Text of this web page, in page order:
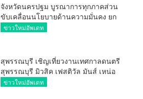
จังหวัดนครปฐม บูรณาการทุกภาคส่วน
ขับเคลื่อนนโยบายด้านความมั่นคง ยก
ระดับการป้องกันอาชญากรรมทาง
ข่าวใหม่อัพเดท
สุพรรณบุรี เชิญเที่ยวงานเทศกาลดนตรี
สุพรรณบุรี มิวสิค เฟสติวัล มันส์ เหน่อ
มาก
ข่าวใหม่อัพเดท